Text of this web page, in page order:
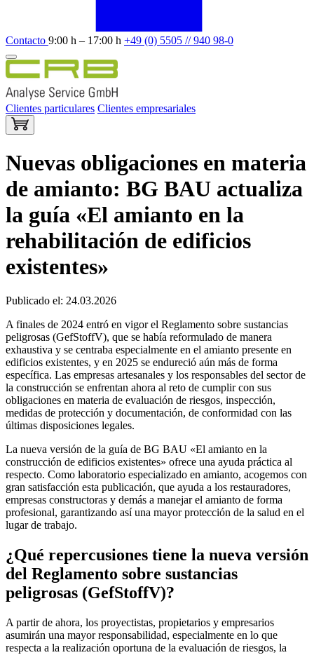
Contacto 9:00 h – 17:00 h +49 (0) 5505 // 940 98-0
Clientes particulares Clientes empresariales
Nuevas obligaciones en materia
de amianto: BG BAU actualiza
la guía «El amianto en la
rehabilitación de edificios
existentes»
Publicado el: 24.03.2026
A finales de 2024 entró en vigor el Reglamento sobre sustancias
peligrosas (GefStoffV), que se había reformulado de manera
exhaustiva y se centraba especialmente en el amianto presente en
edificios existentes, y en 2025 se endureció aún más de forma
específica. Las empresas artesanales y los responsables del sector de
la construcción se enfrentan ahora al reto de cumplir con sus
obligaciones en materia de evaluación de riesgos, inspección,
medidas de protección y documentación, de conformidad con las
últimas disposiciones legales.
La nueva versión de la guía de BG BAU «El amianto en la
construcción de edificios existentes» ofrece una ayuda práctica al
respecto. Como laboratorio especializado en amianto, acogemos con
gran satisfacción esta publicación, que ayuda a los restauradores,
empresas constructoras y demás a manejar el amianto de forma
profesional, garantizando así una mayor protección de la salud en el
lugar de trabajo.
¿Qué repercusiones tiene la nueva versión
del Reglamento sobre sustancias
peligrosas (GefStoffV)?
A partir de ahora, los proyectistas, propietarios y empresarios
asumirán una mayor responsabilidad, especialmente en lo que
respecta a la realización oportuna de la evaluación de riesgos, la